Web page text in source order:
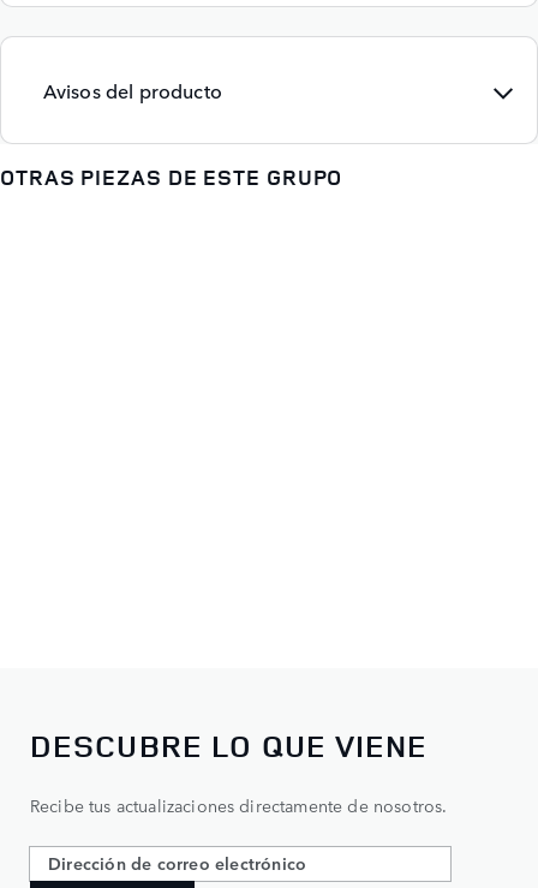
Avisos del producto
OTRAS PIEZAS DE ESTE GRUPO
DESCUBRE LO QUE VIENE
Recibe tus actualizaciones directamente de nosotros.